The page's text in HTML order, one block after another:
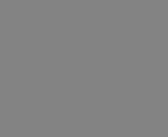
mesta
Tickiwi